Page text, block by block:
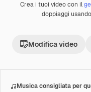
Premium
Crea i tuoi video con il
doppiaggi
Modifica video
Musica consigliata per